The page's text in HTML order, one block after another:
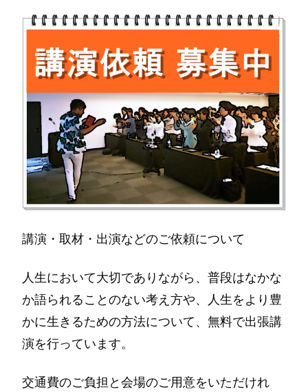
講演・取材・出演などのご依頼について
人生において大切でありながら、普段はなかな
か語られることのない考え方や、人生をより豊
かに生きるための方法について、無料で出張講
演を行っています。
交通費のご負担と会場のご用意をいただけれ